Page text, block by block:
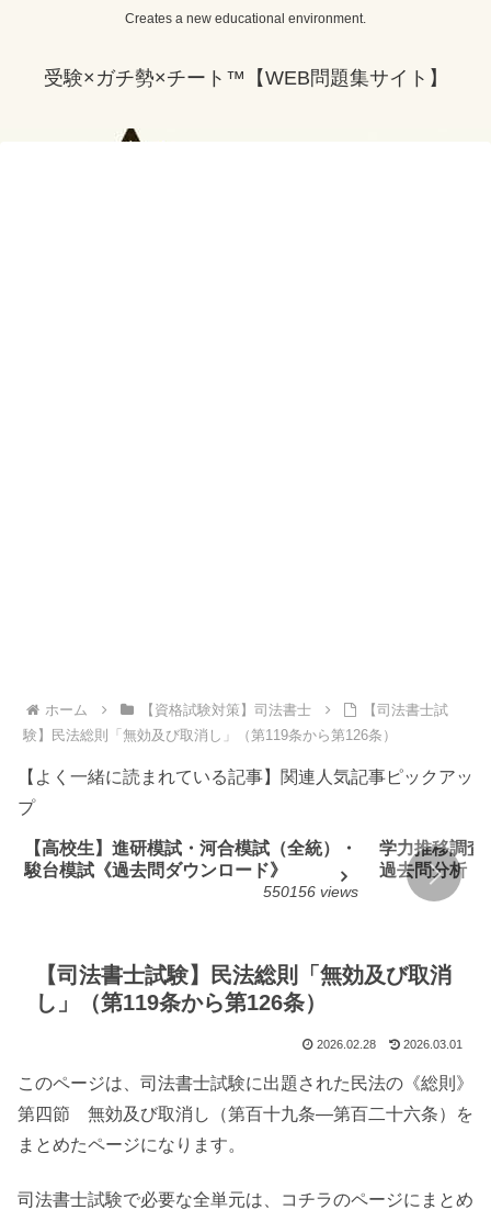
Creates a new educational environment.
受験×ガチ勢×チート™【WEB問題集サイト】
ホーム 【資格試験対策】司法書士
【司法書士試
験】民法総則「無効及び取消し」（第119条から第126条）
【よく一緒に読まれている記事】関連人気記事ピックアッ
プ
【高校生】進研模試・河合模試（全統）・
駿台模試《過去問ダウンロード》
550156 views
学力推移調査
過去問分析
【司法書士試験】民法総則「無効及び取消
し」（第119条から第126条）
2026.02.28 2026.03.01
このページは、司法書士試験に出題された民法の《総則》
第四節 無効及び取消し（第百十九条―第百二十六条）を
まとめたページになります。
司法書士試験で必要な全単元は、コチラのページにまとめ